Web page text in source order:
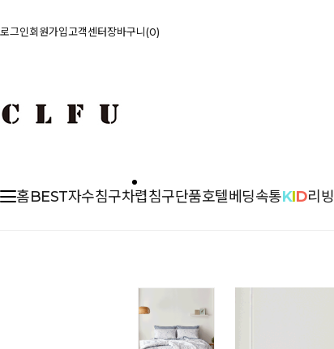
로그인회원가입고객센터장바구니 0
홈BEST자수침구차렵침구단품호텔베딩속통KID리빙